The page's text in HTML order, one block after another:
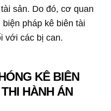
sản. Do đó, cơ quan
pháp kê biên tài
với các bị can.
KÊ BIÊN
HÀNH ÁN